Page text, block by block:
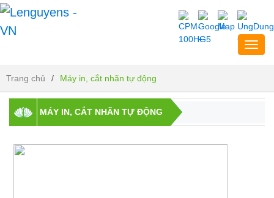
Trang chủ / Máy in, cắt nhãn tự động
MÁY IN, CẮT NHÃN TỰ ĐỘNG